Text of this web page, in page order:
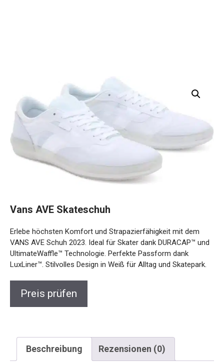
Vans AVE Skateschuh
Erlebe höchsten Komfort und Strapazierfähigkeit mit dem
VANS AVE Schuh 2023. Ideal für Skater dank DURACAP™
und UltimateWaffle™ Technologie. Perfekte Passform dank
LuxLiner™. Stilvolles Design in Weiß für Alltag und Skatepark.
Preis prüfen
Beschreibung Rezensionen (0)